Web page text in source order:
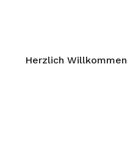
Herzlich Willkommen